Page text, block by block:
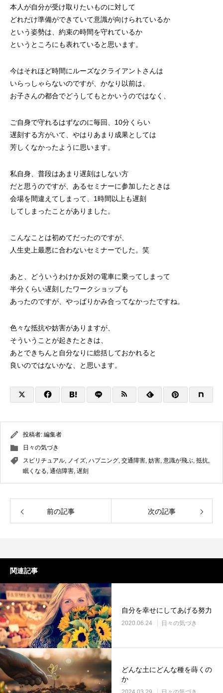
本人が自分が受け取りたいものに対して
どれだけ準備ができていて意識が向けられているか
という姿勢は、約束の時間を守れているか
というところにも表れていると思います。
今はそれほど時間にルーズなクライアントさんは
いらっしゃらないのですが、かなり以前は、
お子さんの都合でどうしてもとかいうのではなく、
ご自身で守れるはずなのに毎回、10分くらい
遅刻する方がいて、やはりあまり成果としては
芳しくなかったように思います。
私自身、普段はあまり遅刻はしない方
だと思うのですが、あるセミナーに参加したときは
会場を間違えてしまって、1時間以上も遅刻
してしまったことがありました。
こんなことは初めてだったのですが、
人生史上最悪に合わないセミナーでした。笑
あと、どういうわけか反対の電車に乗ってしまって
半分くらい遅刻したワークショップも
あったのですが、やっぱりかみ合ってなかったですね。
色々な抵抗や妨害がありますが、
そういうことが起きたときは、
あとできちんと自分なりに総括しておかれると
良いのではないかな、と思います。
投稿者: 編集者
日々の気づき
スピリチュアル, ノイズ, ハプニング, 交通障害, 妨害, 意識が飛ぶ, 抵抗,
眠くなる, 通信障害, 遅刻
前の記事 次の記事
関連記事
自分を幸せにしてあげる努力
2020.06.24 日々の気づき
どんな土にどんな種を蒔くの
か